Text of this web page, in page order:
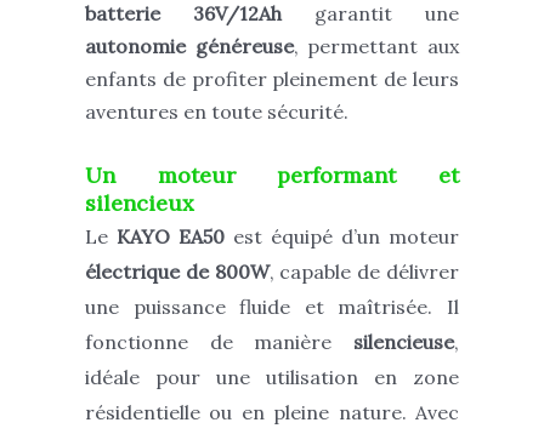
batterie 36V/12Ahgarantit une
autonomie généreuse, permettant aux
enfants de profiter pleinement de leurs
aventures en toute sécurité.
Un moteur performant et
silencieux
Le KAYO EA50 est équipé d’un moteur
électrique de 800W, capable de délivrer
une puissance fluide et maîtrisée. Il
fonctionne de manière silencieuse,
idéale pour une utilisation en zone
résidentielle ou en pleine nature. Avec